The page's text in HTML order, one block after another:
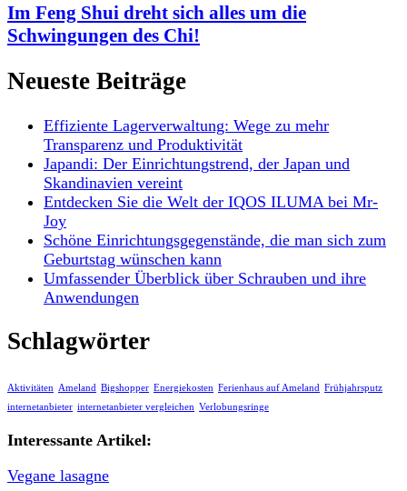
Im Feng Shui dreht sich alles um die
Schwingungen des Chi!
Neueste Beiträge
Effiziente Lagerverwaltung: Wege zu mehr
Transparenz und Produktivität
Japandi: Der Einrichtungstrend, der Japan und
Skandinavien vereint
Entdecken Sie die Welt der IQOS ILUMA bei Mr-
Joy
Schöne Einrichtungsgegenstände, die man sich zum
Geburtstag wünschen kann
Umfassender Überblick über Schrauben und ihre
Anwendungen
Schlagwörter
Aktivitäten Ameland Bigshopper Energiekosten Ferienhaus auf Ameland
Frühjahrsputz
internetanbieter internetanbieter vergleichen Verlobungsringe
Interessante Artikel:
Vegane lasagne